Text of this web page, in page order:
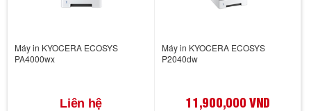
Máy in KYOCERA ECOSYS
PA4000wx
Liên hệ
Máy in KYOCERA ECOSYS
P2040dw
11,900,000 VND